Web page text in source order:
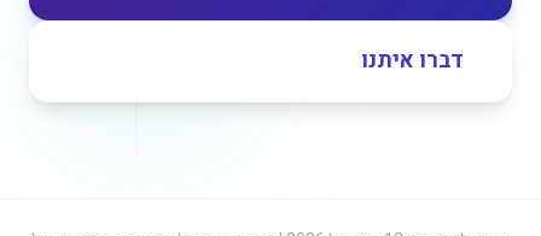
דברו איתנו